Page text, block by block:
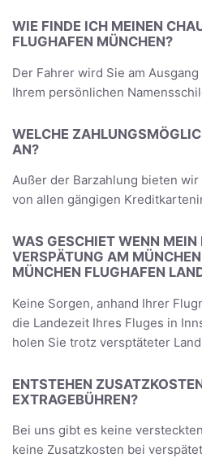
WIE FINDE ICH MEINEN
FLUGHAFEN MÜNCHEN?
Der Fahrer wird Sie am
Ihrem persönlichen
WELCHE
AN?
Außer der Barzahlung bieten
von allen gängigen
WAS GESCHIET WENN MEIN
VERSPÄTUNG AM
MÜNCHEN FLUGHAFEN
Keine Sorgen, anhand Ihrer
die Landezeit Ihres Fluges in
holen Sie trotz versptäteter
ENTSTEHEN
EXTRAGEBÜHREN?
Bei uns gibt es keine
keine Zusatzkosten bei